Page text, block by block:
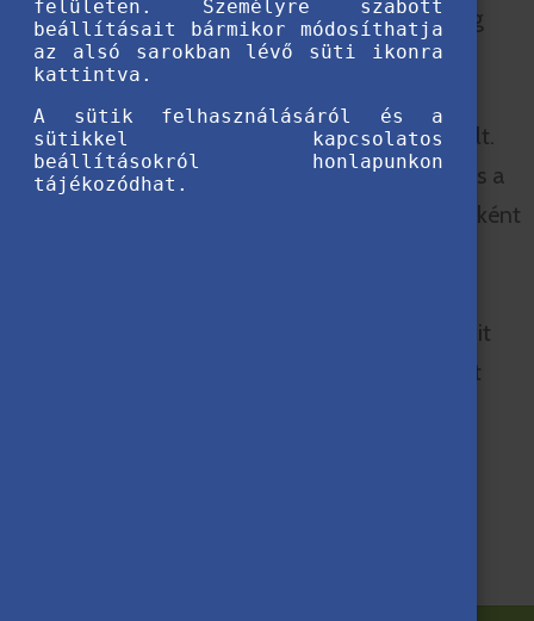
Miután Új-Zélandról Budapestig, a világ
másik felére költözött, egy ELTE-s
talált folytonosságra, közösségre és célt.
Ma az ELTE BEAC aktív játékosaként és a
nemzetközi hallgatókat segítő mentorként
kihívásokkal jár a külföldi tanulás, és mit
jelent valóban otthon érezni magunkat
felületen. Személyre szabott
beállításait bármikor módosíthatja
az alsó sarokban lévő süti ikonra
kattintva.
A sütik felhasználásáról és a
sütikkel kapcsolatos
beállításokról honlapunkon
tájékozódhat.